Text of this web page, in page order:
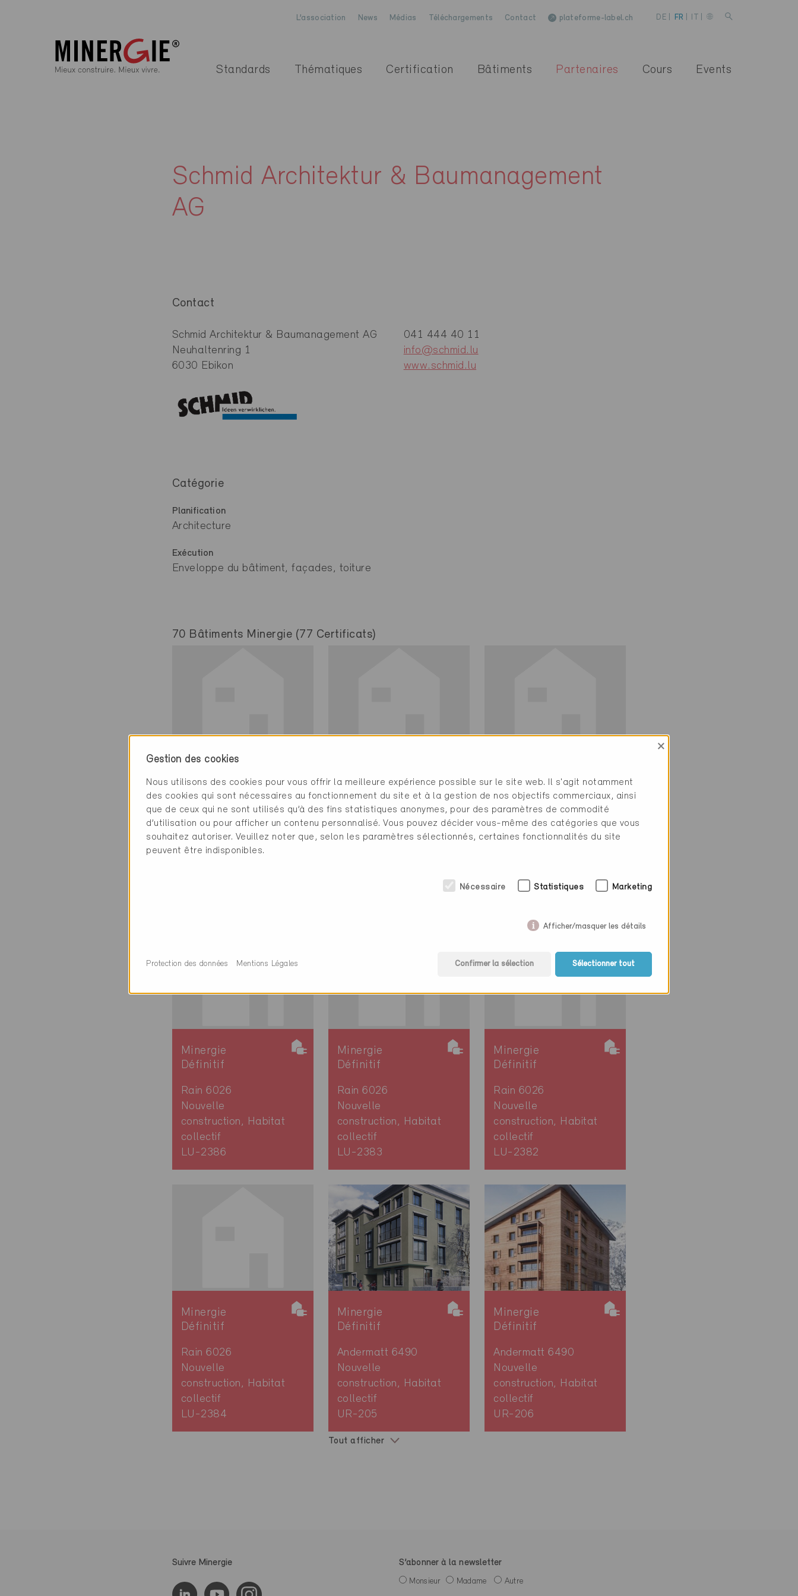
L’association News Médias Téléchargements Contact plateforme-label.ch DE FR
Standards Thématiques Certification Bâtiments Partenaires Cours Events
Schmid Architektur & Baumanagement
AG
Contact
Schmid Architektur & Baumanagement AG
Neuhaltenring 1
6030 Ebikon
041 444 40 11
info@schmid.lu
www.schmid.lu
Catégorie
Planification
Architecture
Exécution
Enveloppe du bâtiment, façades, toiture
70 Bâtiments Minergie (77 Certificats)
Définitif
Zug 6300
Rénovation, Habitat
collectif /
Définitif
Ebikon 6030
Nouvelle
construction, Habitat
Définitif
Rain 6026
Nouvelle
Minergie
Définitif
Rain 6026
Nouvelle
construction, Habitat
collectif
LU-2386
Minergie
Définitif
Rain 6026
Nouvelle
construction, Habitat
collectif
LU-2383
Minergie
Définitif
Rain 6026
Nouvelle
construction, Habitat
collectif
LU-2382
Minergie
Définitif
Rain 6026
Nouvelle
construction, Habitat
collectif
LU-2384
Minergie
Définitif
Andermatt 6490
Nouvelle
construction, Habitat
collectif
UR-205
Minergie
Définitif
Andermatt 6490
Nouvelle
construction, Habitat
collectif
UR-206
Tout afficher
Suivre Minergie S’abonner à la newsletter
Monsieur Madame Autre
Gestion des cookies
×
Nous utilisons des cookies pour vous offrir la meilleure expérience possible sur le site web. Il s'agit notamment
des cookies qui sont nécessaires au fonctionnement du site et à la gestion de nos objectifs commerciaux, ainsi
que de ceux qui ne sont utilisés qu’à des fins statistiques anonymes, pour des paramètres de commodité
d’utilisation ou pour afficher un contenu personnalisé. Vous pouvez décider vous-même des catégories que vous
souhaitez autoriser. Veuillez noter que, selon les paramètres sélectionnés, certaines fonctionnalités du site
peuvent être indisponibles.
Nécessaire Statistiques Marketing
Afficher/masquer les détails
Confirmer la sélection Sélectionner tout
Protection des données Mentions Légales